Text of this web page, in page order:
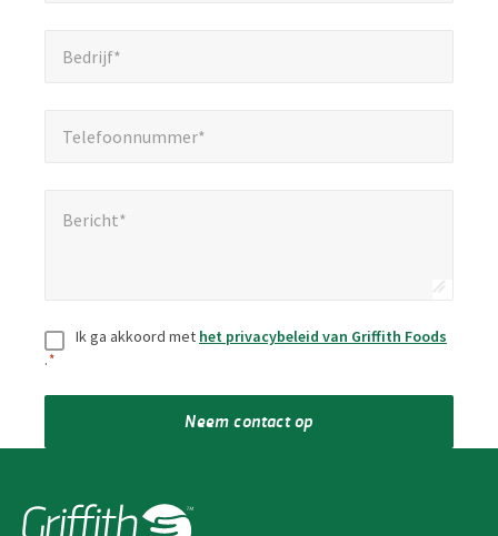
Bedrijf*
Telefoonnummer*
Bericht*
Toestemming *
Ik ga akkoord met het privacybeleid van Griffith Foods
.*
Neem contact op